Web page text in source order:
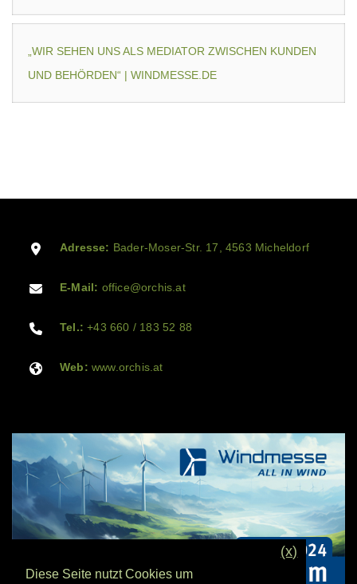
„WIR SEHEN UNS ALS MEDIATOR ZWISCHEN KUNDEN
UND BEHÖRDEN“ | WINDMESSE.DE
Adresse: Bader-Moser-Str. 17, 4563 Micheldorf
E-Mail: office@orchis.at
Tel.: +43 660 / 183 52 88
Web: www.orchis.at
Diese Seite nutzt Cookies um
(x)